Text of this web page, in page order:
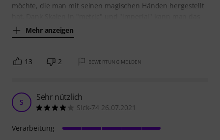
möchte, die man mit seinen magischen Händen hergestellt
Mehr anzeigen
13 2 BEWERTUNG MELDEN
S Sehr nützlich
Sick-74 26.07.2021
Verarbeitung